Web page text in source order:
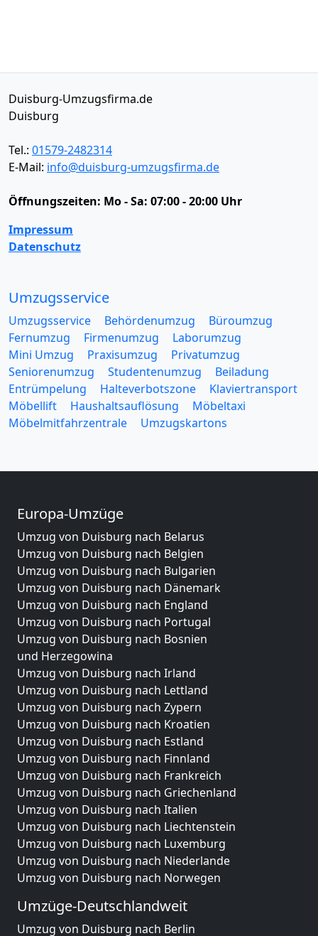
Duisburg-Umzugsfirma.de
Duisburg
Tel.: 01579-2482314
E-Mail: info@duisburg-umzugsfirma.de
Öffnungszeiten: Mo - Sa: 07:00 - 20:00 Uhr
Impressum
Datenschutz
Umzugsservice
Umzugsservice Behördenumzug
Büroumzug
Fernumzug
Firmenumzug
Laborumzug
Mini Umzug
Praxisumzug
Privatumzug
Seniorenumzug
Studentenumzug
Beiladung
Entrümpelung
Halteverbotszone
Klaviertransport
Möbellift
Haushaltsauflösung
Möbeltaxi
Möbelmitfahrzentrale
Umzugskartons
Europa-Umzüge
Umzug von Duisburg nach Belarus
Umzug von Duisburg nach Belgien
Umzug von Duisburg nach Bulgarien
Umzug von Duisburg nach Dänemark
Umzug von Duisburg nach England
Umzug von Duisburg nach Portugal
Umzug von Duisburg nach Bosnien
und Herzegowina
Umzug von Duisburg nach Irland
Umzug von Duisburg nach Lettland
Umzug von Duisburg nach Zypern
Umzug von Duisburg nach Kroatien
Umzug von Duisburg nach Estland
Umzug von Duisburg nach Finnland
Umzug von Duisburg nach Frankreich
Umzug von Duisburg nach Griechenland
Umzug von Duisburg nach Italien
Umzug von Duisburg nach Liechtenstein
Umzug von Duisburg nach Luxemburg
Umzug von Duisburg nach Niederlande
Umzug von Duisburg nach Norwegen
Umzüge-Deutschlandweit
Umzug von Duisburg nach Berlin